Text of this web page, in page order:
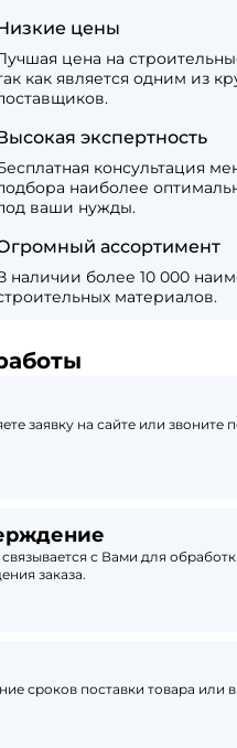
цены
цена на
как является одним из
экспертность
консультация
наиболее
ваши нужды.
ассортимент
наличии более 10 000
материалов.
заявку на сайте или звоните
с Вами для
заказа.
сроков поставки товара или